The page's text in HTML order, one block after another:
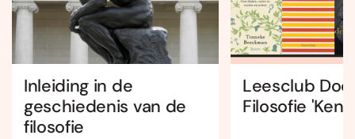
Inleiding in de
geschiedenis van de
filosofie
Leesclub
Filosofie 'Ken